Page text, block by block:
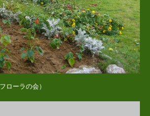
ローラの会）